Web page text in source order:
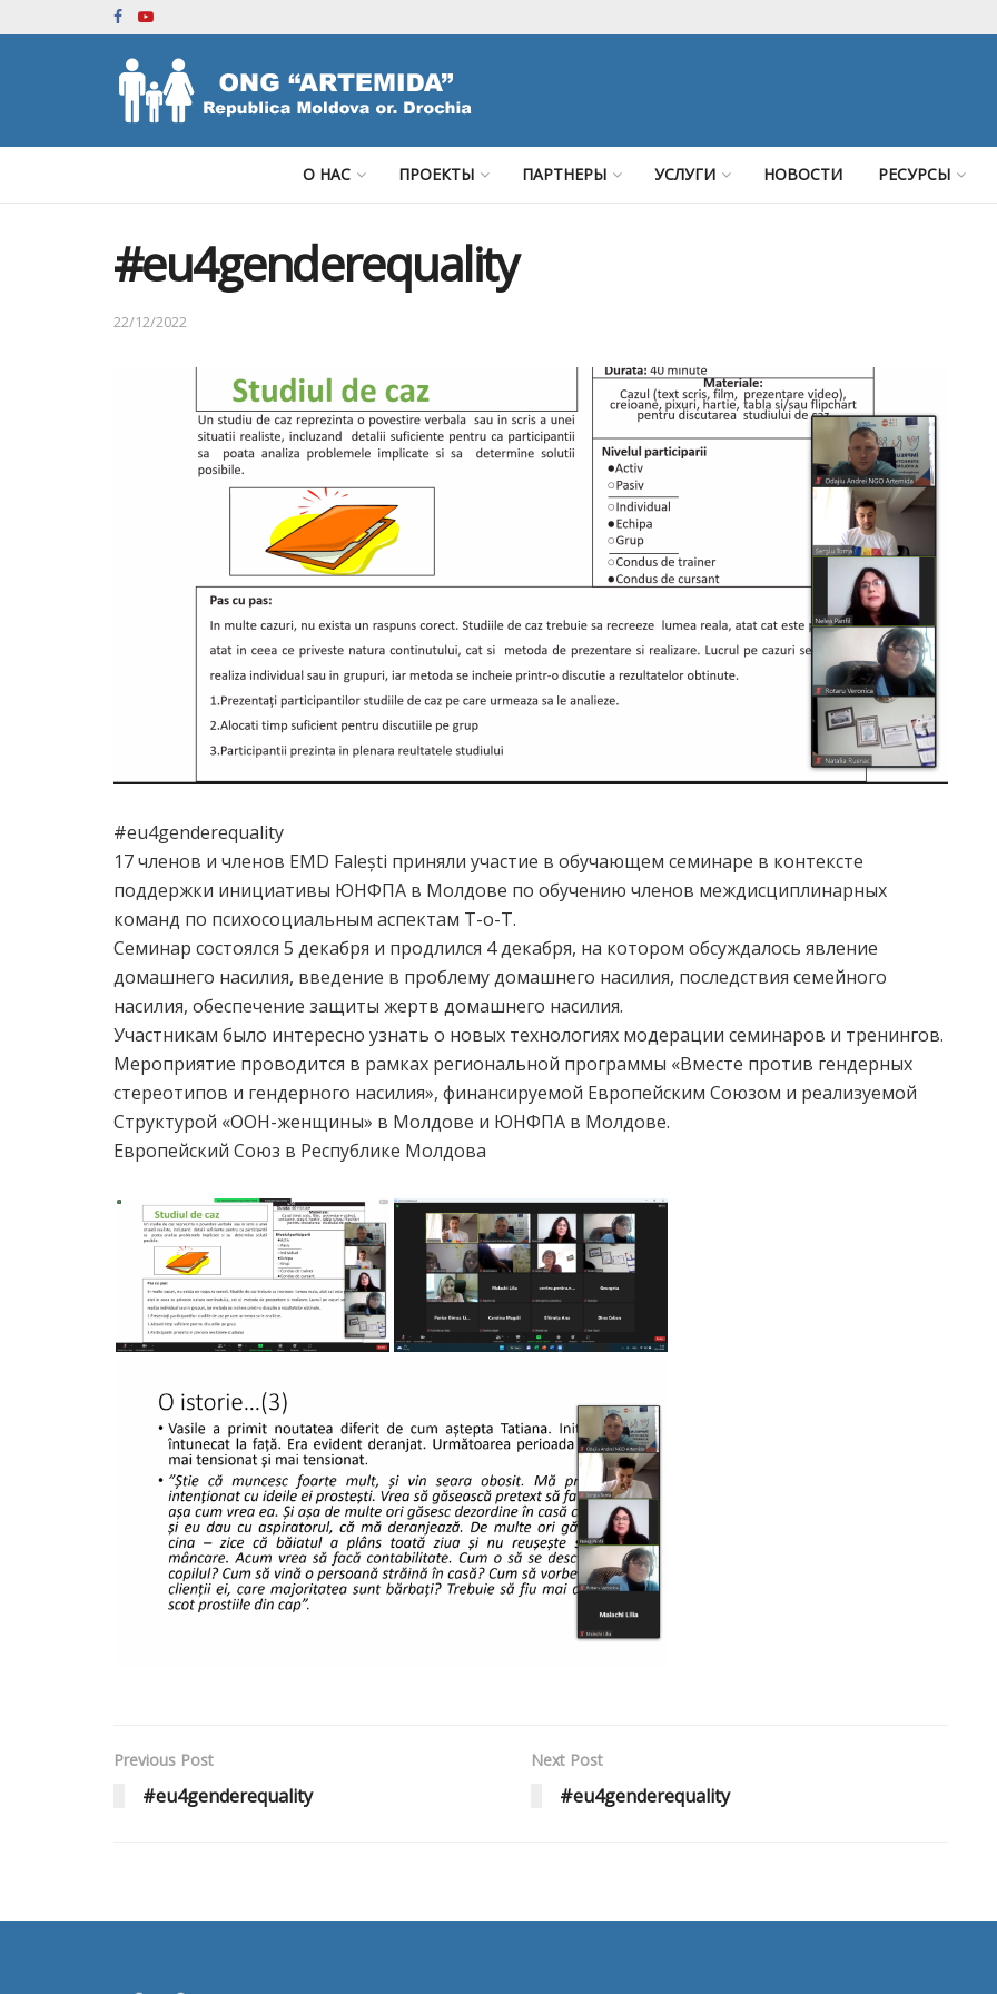
О НАС ПРОЕКТЫ ПАРТНЕРЫ УСЛУГИ НОВОСТИ РЕСУРСЫ
#eu4genderequality
22/12/2022
#eu4genderequality
17 членов и членов EMD Falești приняли участие в обучающем семинаре в контексте
поддержки инициативы ЮНФПА в Молдове по обучению членов междисциплинарных
команд по психосоциальным аспектам T-o-T.
Семинар состоялся 5 декабря и продлился 4 декабря, на котором обсуждалось явление
домашнего насилия, введение в проблему домашнего насилия, последствия семейного
насилия, обеспечение защиты жертв домашнего насилия.
Участникам было интересно узнать о новых технологиях модерации семинаров и тренингов.
Мероприятие проводится в рамках региональной программы «Вместе против гендерных
стереотипов и гендерного насилия», финансируемой Европейским Союзом и реализуемой
Структурой «ООН-женщины» в Молдове и ЮНФПА в Молдове.
Европейский Союз в Республике Молдова
Previous Post
#eu4genderequality
Next Post
#eu4genderequality